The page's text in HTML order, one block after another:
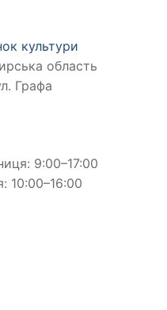
культури
область
Графа
9:00–17:00
10:00–16:00